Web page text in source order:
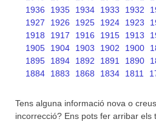
1936
1935 1934 1933 1932
1927
1926 1925 1924 1923
1918
1917 1916 1915 1913
1905
1904 1903 1902 1900
1895
1894 1892 1891 1890
1884
1883 1868 1834 1811
Tens alguna informació nova o
incorrecció? Ens pots fer arribar els